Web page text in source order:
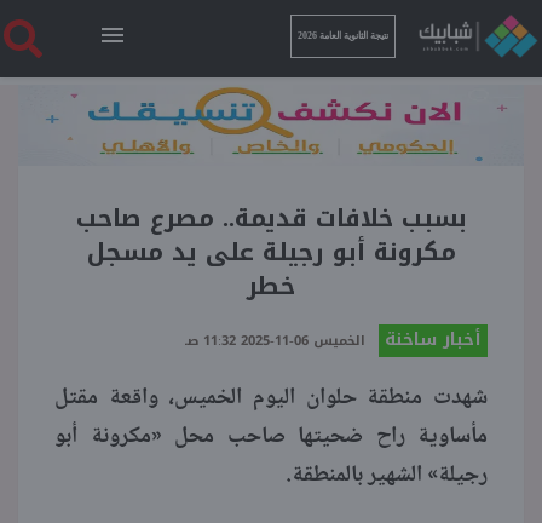
نتيجة الثانوية العامة 2026
الرئيسية
نتيجة الثانوية العامة 2026
أخبار ساخنة
بوابة الطلبة
بسبب خلافات قديمة.. مصرع صاحب
مكرونة أبو رجيلة على يد مسجل
خطر
أخبار ساخنة الخميس 06-11-2025 11:32 صـ
شهدت منطقة حلوان اليوم الخميس، واقعة مقتل
مأساوية راح ضحيتها صاحب محل «مكرونة أبو
رجيلة» الشهير بالمنطقة.